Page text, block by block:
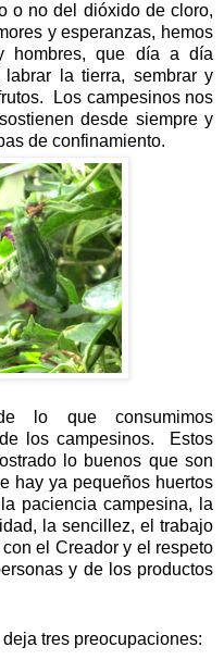
o no del dióxido de cloro,
y esperanzas, hemos
hombres, que día a día
labrar la tierra, sembrar y
Los campesinos nos
desde siempre y
de confinamiento.
lo que consumimos
los campesinos.
Estos
lo buenos que son
hay ya pequeños huertos
paciencia campesina, la
la sencillez, el trabajo
el Creador y el respeto
y de los productos
tres preocupaciones: